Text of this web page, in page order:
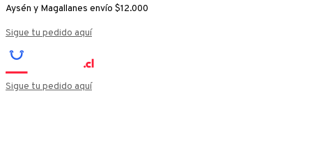
Aysén y Magallanes envío $12.000
Sigue tu pedido aquí
Sigue tu pedido aquí